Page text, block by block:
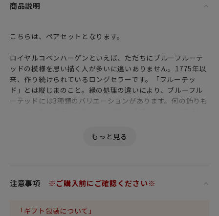
商品説明
こちらは、ペアセットとなります。
ロイヤルコペンハーゲンといえば、ただちにブルーフルーテ
ッドの模様を思い描く人が多いに違いありません。1775年以
来、作り続けられているロングセラーです。「フルーテッ
ド」とは縦じまのこと。縁の処理の違いにより、ブルーフル
ーテッドには3種類のバリエーションがあります。何の飾りも
注意事項 ※ご購入前にご確認ください※
「ギフト包装について」